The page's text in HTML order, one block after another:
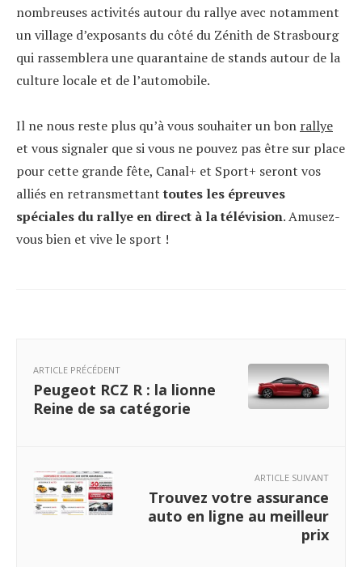
nombreuses activités autour du rallye avec notamment
un village d’exposants du côté du Zénith de Strasbourg
qui rassemblera une quarantaine de stands autour de la
culture locale et de l’automobile.
Il ne nous reste plus qu’à vous souhaiter un bon rallye
et vous signaler que si vous ne pouvez pas être sur place
pour cette grande fête, Canal+ et Sport+ seront vos
alliés en retransmettanttoutes les épreuves
spéciales du rallye en direct à la télévision. Amusez-
vous bien et vive le sport !
ARTICLE PRÉCÉDENT
Peugeot RCZ R : la lionne
Reine de sa catégorie
ARTICLE SUIVANT
Trouvez votre assurance
auto en ligne au meilleur
prix